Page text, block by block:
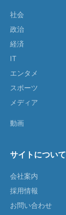
社会
政治
経済
IT
エンタメ
スポーツ
メディア
動画
サイトについて
会社案内
採用情報
お問い合わせ